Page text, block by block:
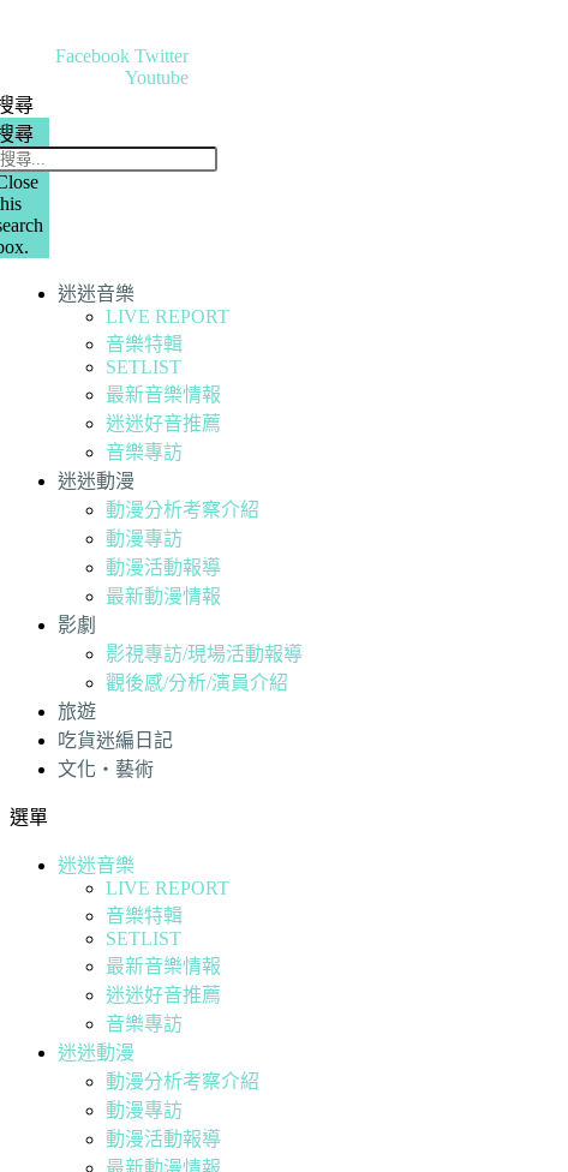
Facebook Twitter
Youtube
尋
尋
迷迷音樂
LIVE REPORT
音樂特輯
SETLIST
最新音樂情報
迷迷好音推薦
音樂專訪
迷迷動漫
動漫分析考察介紹
動漫專訪
動漫活動報導
最新動漫情報
影劇
影視專訪/現場活動報導
觀後感/分析/演員介紹
旅遊
吃貨迷編日記
文化・藝術
選單
迷迷音樂
LIVE REPORT
音樂特輯
SETLIST
最新音樂情報
迷迷好音推薦
音樂專訪
迷迷動漫
動漫分析考察介紹
動漫專訪
動漫活動報導
最新動漫情報